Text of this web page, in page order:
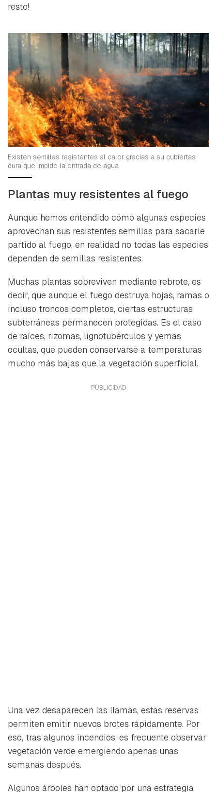
INICIAR SESIÓN CANCELAR
resto!
Existen semillas resistentes al calor gracias a su cubiertas
dura que impide la entrada de agua
Plantas muy resistentes al fuego
Aunque hemos entendido cómo algunas especies
aprovechan sus resistentes semillas para sacarle
partido al fuego, en realidad no todas las especies
dependen de semillas resistentes.
Muchas plantas sobreviven mediante rebrote, es
decir, que aunque el fuego destruya hojas, ramas o
incluso troncos completos, ciertas estructuras
subterráneas permanecen protegidas. Es el caso
de raíces, rizomas, lignotubérculos y yemas
ocultas, que pueden conservarse a temperaturas
mucho más bajas que la vegetación superficial.
Una vez desaparecen las llamas, estas reservas
permiten emitir nuevos brotes rápidamente. Por
eso, tras algunos incendios, es frecuente observar
vegetación verde emergiendo apenas unas
semanas después.
Algunos árboles han optado por una estrategia
ACEPTAR